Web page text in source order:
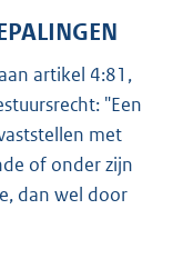
artikel 4:81,
"Een
met
of onder zijn
dan wel door